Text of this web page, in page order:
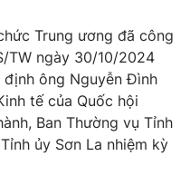
Trung ương đã công
TW ngày 30/10/2024
ông Nguyễn Đình
tế của Quốc hội
Ban Thường vụ Tỉnh
ủy Sơn La nhiệm kỳ